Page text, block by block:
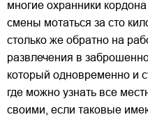
многие охранники
смены мотаться за сто
столько же обратно на
развлечения в
который одновременно и
где можно узнать все
своими, если таковые